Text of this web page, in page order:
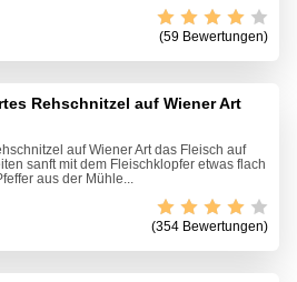
(59 Bewertungen)
Rehschnitzel auf Wiener Art
auf Wiener Art das Fleisch auf
sanft mit dem Fleischklopfer etwas flach
aus der Mühle...
(354 Bewertungen)